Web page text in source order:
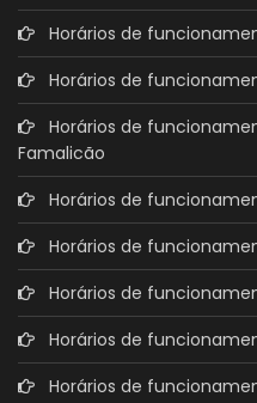
Horários de
Horários de
Horários de
Famalicão
Horários de
Horários de
Horários de
Horários de
Horários de